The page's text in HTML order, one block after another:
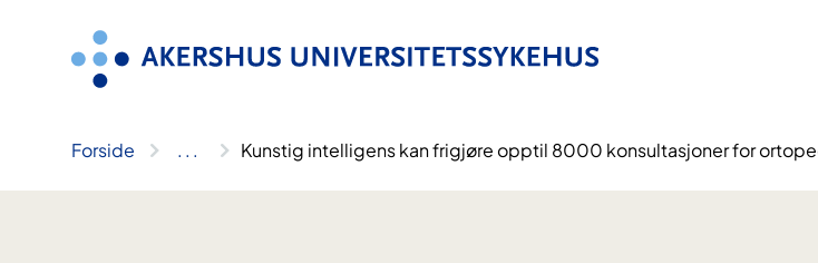
Forside .. . Kunstig intelligens kan frigjøre opptil 8000 konsultasjoner for